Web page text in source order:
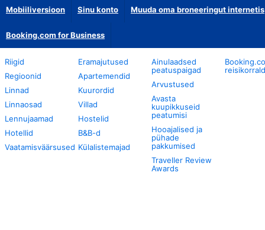
Mobiiliversioon Sinu konto Muuda oma broneeringut internetis
Booking.com for Business
Riigid
Regioonid
Linnad
Linnaosad
Lennujaamad
Hotellid
Vaatamisväärsused
Eramajutused
Apartemendid
Kuurordid
Villad
Hostelid
B&B-d
Külalistemajad
Ainulaadsed
peatuspaigad
Arvustused
Avasta
kuupikkuseid
peatumisi
Hooajalised ja
pühade
pakkumised
Traveller Review
Awards